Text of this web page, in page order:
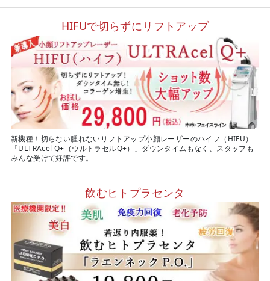
HIFUで切らずにリフトアップ
新機種！切らない腫れないリフトアップ小顔レーザーのハイフ（HIFU）
「ULTRAcel Q+（ウルトラセルQ+）」ダウンタイムもなく、スタッフも
みんな受けて好評です。
飲むヒトプラセンタ